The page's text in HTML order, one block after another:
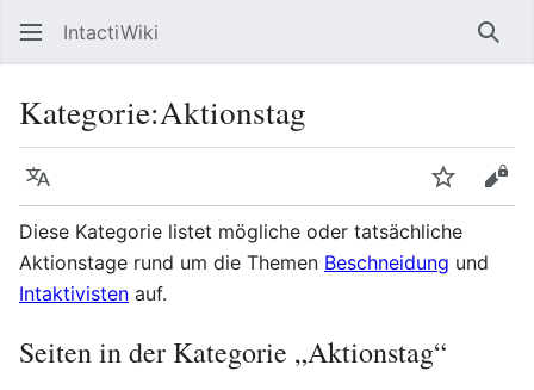
IntactiWiki
Kategorie:Aktionstag
Sprache
Diese Kategorie listet mögliche oder tatsächliche
Aktionstage rund um die Themen Beschneidung und
Intaktivisten auf.
Seiten in der Kategorie „Aktionstag“